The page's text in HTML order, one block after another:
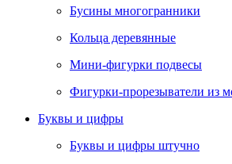
Бусины многогранники
Кольца деревянные
Мини-фигурки подвесы
Фигурки-прорезыватели из
Буквы и цифры
Буквы и цифры штучно